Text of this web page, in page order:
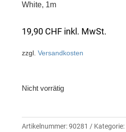
White, 1m
19,90 CHF inkl. MwSt.
zzgl. Versandkosten
Nicht vorrätig
Artikelnummer:90281 Kategorie: